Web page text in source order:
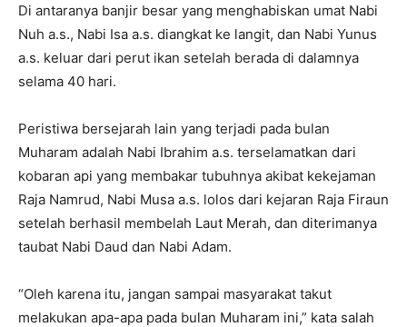
Di antaranya banjir besar yang menghabiskan umat Nabi
Nuh a.s., Nabi Isa a.s. diangkat ke langit, dan Nabi Yunus
a.s. keluar dari perut ikan setelah berada di dalamnya
selama 40 hari.
Peristiwa bersejarah lain yang terjadi pada bulan
Muharam adalah Nabi Ibrahim a.s. terselamatkan dari
kobaran api yang membakar tubuhnya akibat kekejaman
Raja Namrud, Nabi Musa a.s. lolos dari kejaran Raja Firaun
setelah berhasil membelah Laut Merah, dan diterimanya
taubat Nabi Daud dan Nabi Adam.
“Oleh karena itu, jangan sampai masyarakat takut
melakukan apa-apa pada bulan Muharam ini,” kata salah